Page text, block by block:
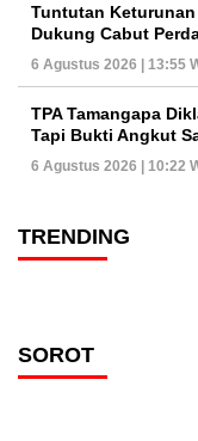
Tuntutan Keturunan
Dukung Cabut
6 Agustus 2026 | 13:55
TPA Tamangapa
Tapi Bukti Angkut
6 Agustus 2026 | 10:22
TRENDING
SOROT